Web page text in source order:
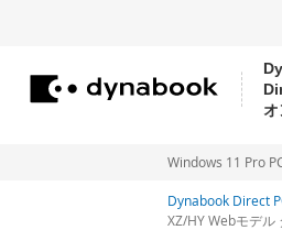
オ
コ
Windows 11 Pro
Dynabook Direct
XZ/HY Webモデ